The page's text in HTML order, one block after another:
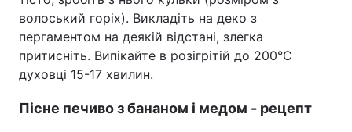
волоський горіх). Викладіть на деко з
пергаментом на деякій відстані, злегка
притисніть. Випікайте в розігрітій до 200°C
духовці 15-17 хвилин.
Пісне печиво з бананом і медом - рецепт